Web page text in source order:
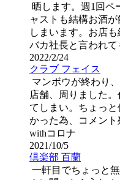
晒します。週1回ペ
ャストも結構お酒
しまいます。お店
バカ社長と言われて
2022/2/24
クラブ フェイス
マンボウが終わり
店舗、周りました
てしまい。ちょっ
かった為、コメント
withコロナ
2021/10/5
倶楽部 百蘭
一軒目でちょっと